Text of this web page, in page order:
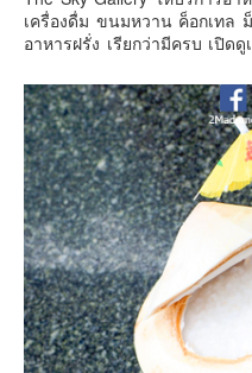
เครื่องดื่ม ขนมหวาน ค็อกเทล
อาหารฝรั่ง เรียกว่ามีครบ เปิด